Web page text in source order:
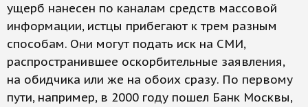
ущерб нанесен по каналам средств массовой
информации, истцы прибегают к трем разным
способам. Они могут подать иск на СМИ,
распространившее оскорбительные заявления,
на обидчика или же на обоих сразу. По первому
пути, например, в 2000 году пошел Банк Москвы,